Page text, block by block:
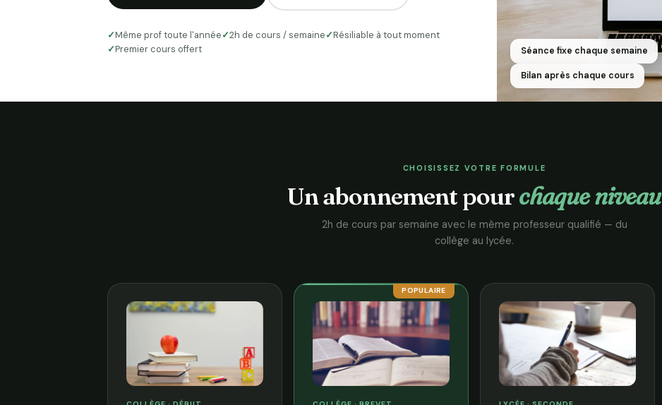
Même prof toute l'année 2h de cours / semaine
Résiliable à tout moment
Premier cours offert
Séance fixe chaque semaine
Bilan après chaque cours
CHOISISSEZ VOTRE FORMULE
Un abonnement pourchaque niveau
2h de cours par semaine avec le même professeur qualifié — du
collège au lycée.
POPULAIRE